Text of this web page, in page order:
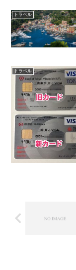
トラベル
トラベル